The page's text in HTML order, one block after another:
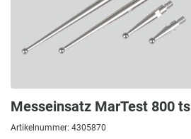
Messeinsatz MarTest 800 ts
Artikelnummer: 4305870